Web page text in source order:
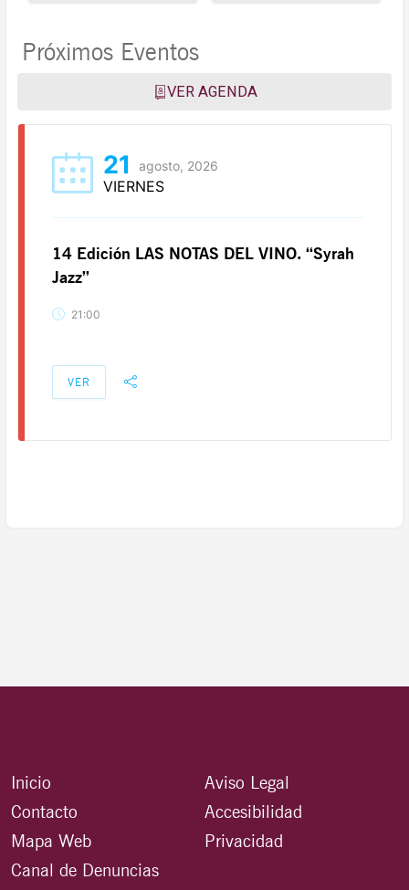
Próximos Eventos
VER AGENDA
21 agosto, 2026
VIERNES
14 Edición LAS NOTAS DEL VINO. “Syrah
Jazz”
21:00
VER
Inicio
Contacto
Mapa Web
Canal de Denuncias
Aviso Legal
Accesibilidad
Privacidad